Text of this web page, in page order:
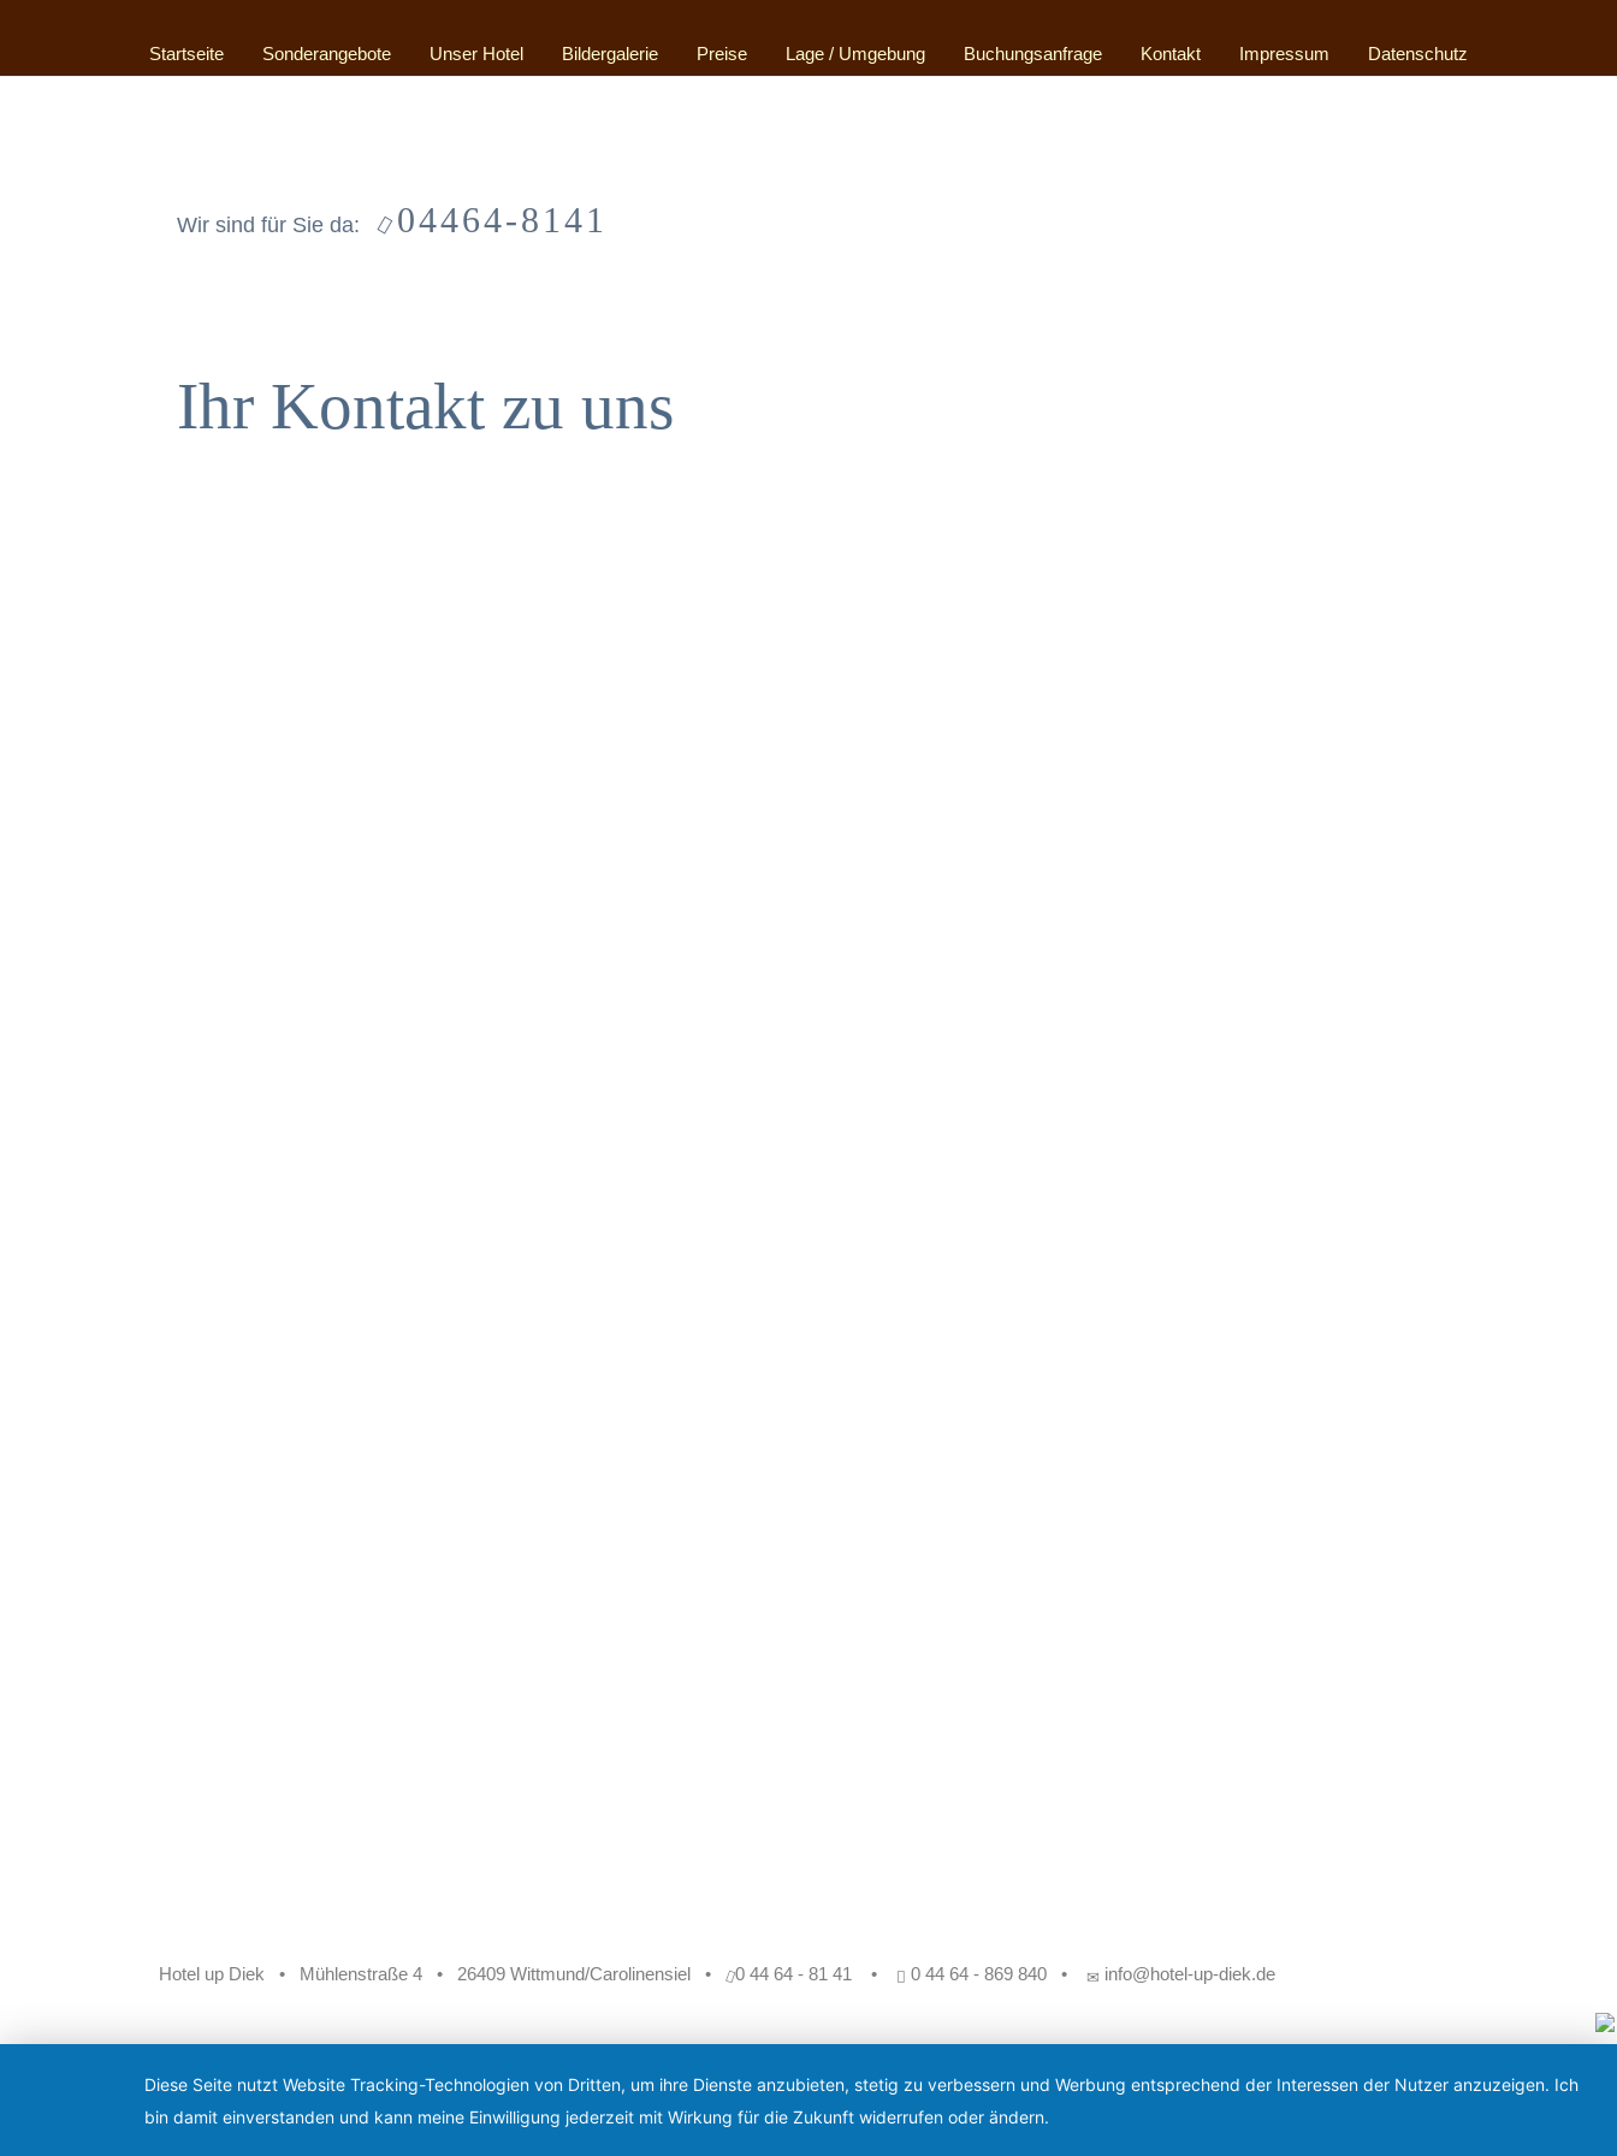
Startseite Sonderangebote Unser Hotel Bildergalerie Preise Lage / Umgebung Buchungsanfrage Kontakt Impressum Datenschutz
Wir sind für Sie da: 04464-8141
Ihr Kontakt zu uns
Hotel up Diek • Mühlenstraße 4 • 26409 Wittmund/Carolinensiel • 0 44 64 - 81 41 • 0 44 64 - 869 840 • info@hotel-up-diek.de
Diese Seite nutzt Website Tracking-Technologien von Dritten, um ihre Dienste anzubieten, stetig zu verbessern und Werbung entsprechend der Interessen der Nutzer anzuzeigen. Ich
bin damit einverstanden und kann meine Einwilligung jederzeit mit Wirkung für die Zukunft widerrufen oder ändern.